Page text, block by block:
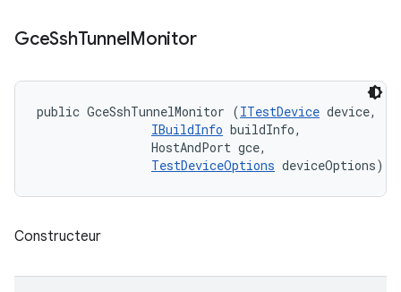
GceSshTunnelMonitor
public GceSshTunnelMonitor (ITestDevice device,
IBuildInfo buildInfo,
                HostAndPort gce,
TestDeviceOptions deviceOptions)
Constructeur